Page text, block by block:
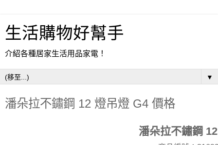
生活購物好幫手
介紹各種居家生活用品家電！
▼
潘朵拉不鏽鋼 12 燈吊燈 G4 價格
潘朵拉不鏽鋼